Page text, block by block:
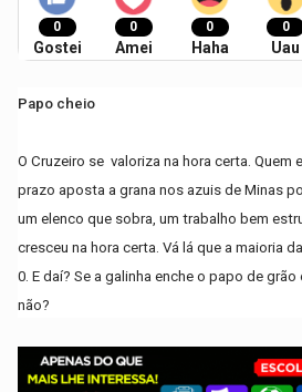
0
Gostei
0
Amei
0
Haha
0
Uau
Papo cheio
O Cruzeiro se valoriza na hora certa. Quem
prazo aposta a grana nos azuis de Minas
um elenco que sobra, um trabalho bem
cresceu na hora certa. Vá lá que a maioria
0. E daí? Se a galinha enche o papo de
não?